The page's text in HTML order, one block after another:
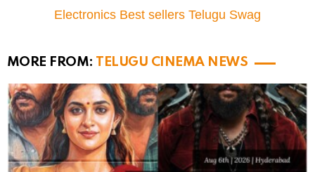
Electronics Best sellers Telugu Swag
MORE FROM: TELUGU CINEMA NEWS